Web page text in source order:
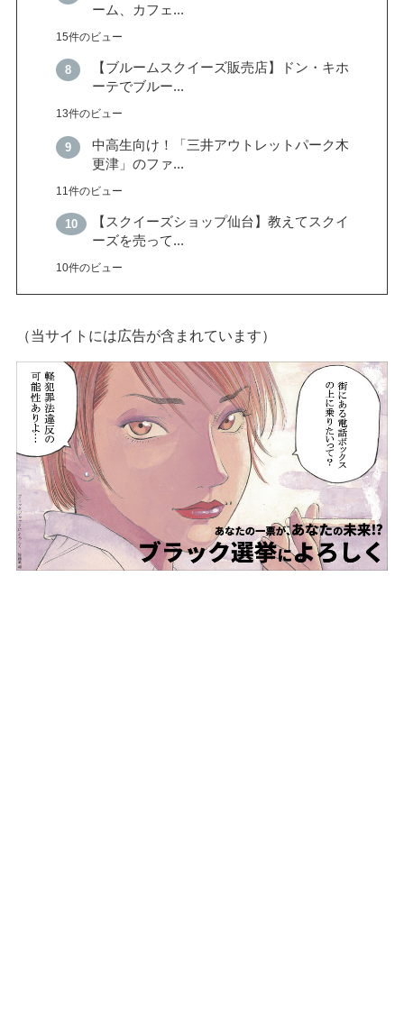
ーム、カフェ...
15件のビュー
【ブルームスクイーズ販売店】ドン・キホ
ーテでブルー...
13件のビュー
中高生向け！「三井アウトレットパーク木
更津」のファ...
11件のビュー
【スクイーズショップ仙台】教えてスクイ
ーズを売って...
10件のビュー
（当サイトには広告が含まれています）